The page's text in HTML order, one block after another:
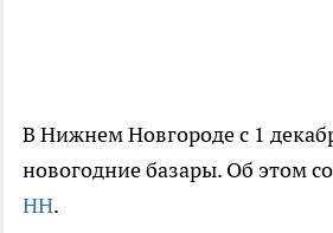
В Нижнем Новгороде с 1
новогодние базары. Об этом
НН.